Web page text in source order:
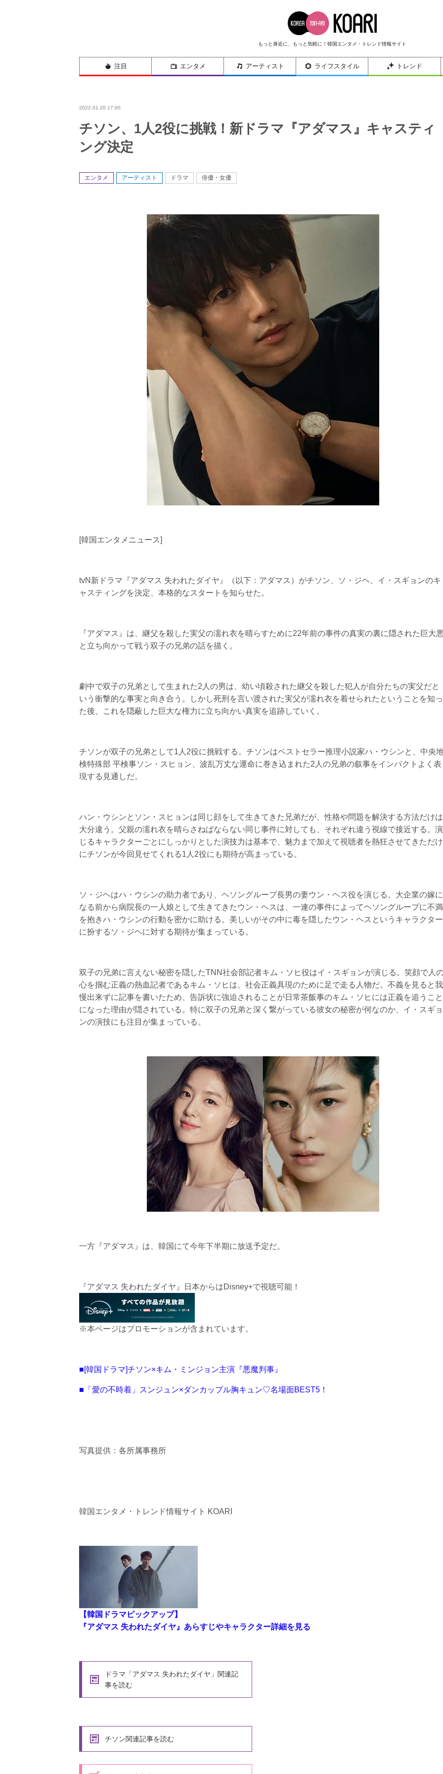
もっと身近に、もっと気軽に！韓国エンタメ・トレンド情報サイト
注目 エンタメ アーティスト ライフスタイル トレンド
2022.01.20 17:00
チソン、1人2役に挑戦！新ドラマ『アダマス』キャスティ
ング決定
エンタメ アーティスト ドラマ 俳優・女優
[韓国エンタメニュース]
tvN新ドラマ『アダマス 失われたダイヤ』（以下：アダマス）がチソン、ソ・ジヘ、イ・スギョンのキ
ャスティングを決定、本格的なスタートを知らせた。
『アダマス』は、継父を殺した実父の濡れ衣を晴らすために22年前の事件の真実の裏に隠された巨大
と立ち向かって戦う双子の兄弟の話を描く。
劇中で双子の兄弟として生まれた2人の男は、幼い頃殺された継父を殺した犯人が自分たちの実父だと
いう衝撃的な事実と向き合う。しかし死刑を言い渡された実父が濡れ衣を着せられたということを知っ
た後、これを隠蔽した巨大な権力に立ち向かい真実を追跡していく。
チソンが双子の兄弟として1人2役に挑戦する。チソンはベストセラー推理小説家ハ・ウシンと、中央
検特殊部 平検事ソン・スヒョン、波乱万丈な運命に巻き込まれた2人の兄弟の叙事をインパクトよく表
現する見通しだ。
ハン・ウシンとソン・スヒョンは同じ顔をして生きてきた兄弟だが、性格や問題を解決する方法だけは
大分違う。父親の濡れ衣を晴らさねばならない同じ事件に対しても、それぞれ違う視線で接近する。演
じるキャラクターごとにしっかりとした演技力は基本で、魅力まで加えて視聴者を熱狂させてきただけ
にチソンが今回見せてくれる1人2役にも期待が高まっている。
ソ・ジヘはハ・ウシンの助力者であり、ヘソングループ長男の妻ウン・ヘス役を演じる。大企業の嫁に
なる前から病院長の一人娘として生きてきたウン・ヘスは、一連の事件によってヘソングループに不満
を抱きハ・ウシンの行動を密かに助ける。美しいがその中に毒を隠したウン・ヘスというキャラクター
に扮するソ・ジヘに対する期待が集まっている。
双子の兄弟に言えない秘密を隠したTNN社会部記者キム・ソヒ役はイ・スギョンが演じる。笑顔で人
心を掴む正義の熱血記者であるキム・ソヒは、社会正義具現のために足で走る人物だ。不義を見ると我
慢出来ずに記事を書いたため、告訴状に強迫されることが日常茶飯事のキム・ソヒには正義を追うこと
になった理由が隠されている。特に双子の兄弟と深く繋がっている彼女の秘密が何なのか、イ・スギョ
ンの演技にも注目が集まっている。
一方『アダマス』は、韓国にて今年下半期に放送予定だ。
『アダマス 失われたダイヤ』日本からはDisney+で視聴可能！
※本ページはプロモーションが含まれています。
■[韓国ドラマ]チソン×キム・ミンジョン主演『悪魔判事』
■「愛の不時着」スンジュン×ダンカップル胸キュン♡名場面BEST5！
写真提供：各所属事務所
韓国エンタメ・トレンド情報サイト KOARI
【韓国ドラマピックアップ】
『アダマス 失われたダイヤ』あらすじやキャラクター詳細を見る
ドラマ「アダマス 失われたダイヤ」関連記
事を読む
チソン関連記事を読む